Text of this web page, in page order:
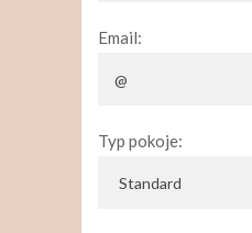
Email:
Typ pokoje: